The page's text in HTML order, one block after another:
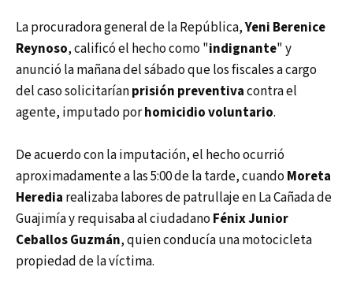
La procuradora general de la República,Yeni Berenice
Reynoso, calificó el hecho como "indignante" y
anunció la mañana del sábado que los fiscales a cargo
del caso solicitaríanprisión preventivacontra el
agente, imputado porhomicidio voluntario.
De acuerdo con la imputación, el hecho ocurrió
aproximadamente a las 5:00 de la tarde, cuandoMoreta
Heredia realizaba labores de patrullaje en La Cañada de
Guajimía y requisaba al ciudadanoFénix Junior
Ceballos Guzmán, quien conducía una motocicleta
propiedad de la víctima.